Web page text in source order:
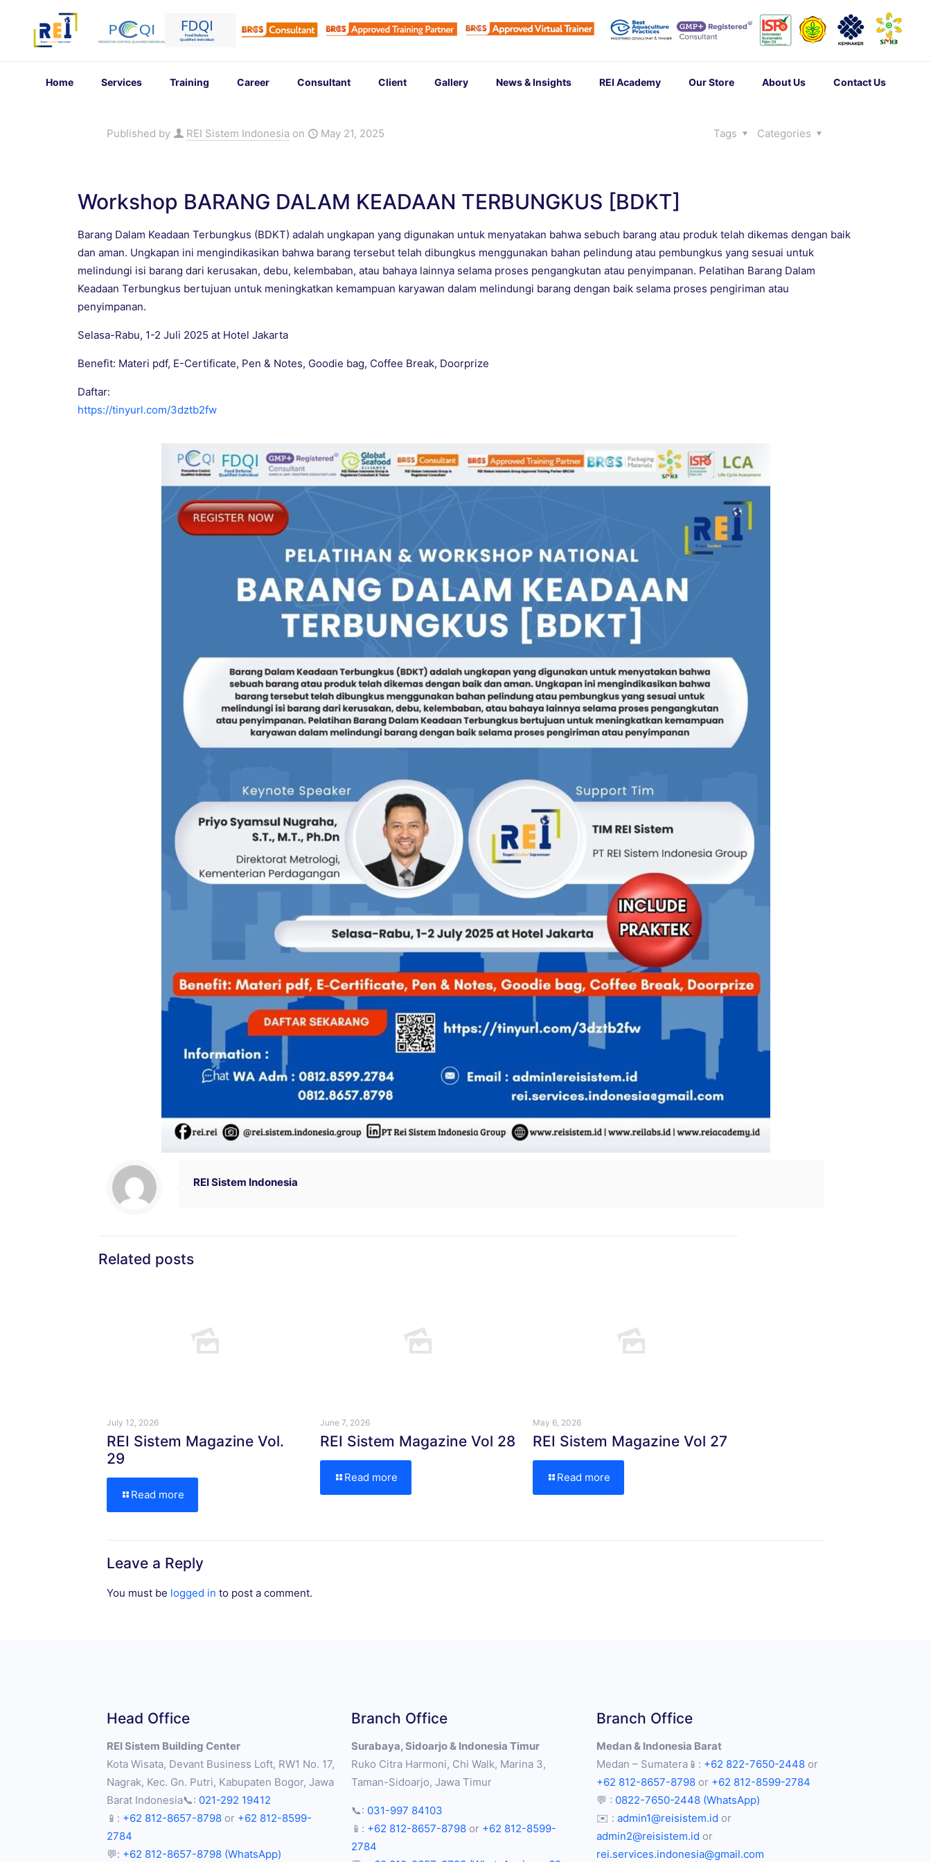
Home Services Training Career Consultant Client Gallery News & Insights REI Academy Our Store About Us Contact Us
Published by REI Sistem Indonesia on May 21, 2025 Categories
Tags
Workshop BARANG DALAM KEADAAN TERBUNGKUS [BDKT]
Barang Dalam Keadaan Terbungkus (BDKT) adalah ungkapan yang digunakan untuk menyatakan bahwa sebuch barang atau produk telah dikemas dengan baik
dan aman. Ungkapan ini mengindikasikan bahwa barang tersebut telah dibungkus menggunakan bahan pelindung atau pembungkus yang sesuai untuk
melindungi isi barang dari kerusakan, debu, kelembaban, atau bahaya lainnya selama proses pengangkutan atau penyimpanan. Pelatihan Barang Dalam
Keadaan Terbungkus bertujuan untuk meningkatkan kemampuan karyawan dalam melindungi barang dengan baik selama proses pengiriman atau
penyimpanan.
Selasa-Rabu, 1-2 Juli 2025 at Hotel Jakarta
Benefit: Materi pdf, E-Certificate, Pen & Notes, Goodie bag, Coffee Break, Doorprize
Daftar:
https://tinyurl.com/3dztb2fw
REI Sistem Indonesia
Related posts
July 12, 2026
REI Sistem Magazine Vol.
29
Read more
June 7, 2026
REI Sistem Magazine Vol 28
Read more
May 6, 2026
REI Sistem Magazine Vol 27
Read more
Leave a Reply
You must be logged in to post a comment.
Head Office
REI Sistem Building Center
Kota Wisata, Devant Business Loft, RW1 No. 17,
Nagrak, Kec. Gn. Putri, Kabupaten Bogor, Jawa
Barat Indonesia📞: 021-292 19412
📱: +62 812-8657-8798 or +62 812-8599-
2784
💬: +62 812-8657-8798 (WhatsApp)
Branch Office
Surabaya, Sidoarjo & Indonesia Timur
Ruko Citra Harmoni, Chi Walk, Marina 3,
Taman-Sidoarjo, Jawa Timur
📞: 031-997 84103
📱: +62 812-8657-8798 or +62 812-8599-
2784
Branch Office
Medan & Indonesia Barat
Medan – Sumatera📱: +62 822-7650-2448or
+62 812-8657-8798or +62 812-8599-2784
💬 : 0822-7650-2448 (WhatsApp)
✉️ : admin1@reisistem.id or
admin2@reisistem.id or
rei.services.indonesia@gmail.com